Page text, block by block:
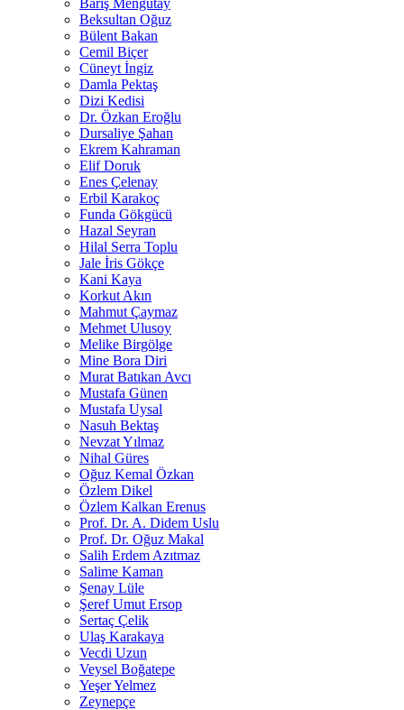
Barış Mengütay
Beksultan Oğuz
Bülent Bakan
Cemil Biçer
Cüneyt İngiz
Damla Pektaş
Dizi Kedisi
Dr. Özkan Eroğlu
Dursaliye Şahan
Ekrem Kahraman
Elif Doruk
Enes Çelenay
Erbil Karakoç
Funda Gökgücü
Hazal Seyran
Hilal Serra Toplu
Jale İris Gökçe
Kani Kaya
Korkut Akın
Mahmut Çaymaz
Mehmet Ulusoy
Melike Birgölge
Mine Bora Diri
Murat Batıkan Avcı
Mustafa Günen
Mustafa Uysal
Nasuh Bektaş
Nevzat Yılmaz
Nihal Güres
Oğuz Kemal Özkan
Özlem Dikel
Özlem Kalkan Erenus
Prof. Dr. A. Didem Uslu
Prof. Dr. Oğuz Makal
Salih Erdem Azıtmaz
Salime Kaman
Şenay Lüle
Şeref Umut Ersop
Sertaç Çelik
Ulaş Karakaya
Vecdi Uzun
Veysel Boğatepe
Yeşer Yelmez
Zeynepçe